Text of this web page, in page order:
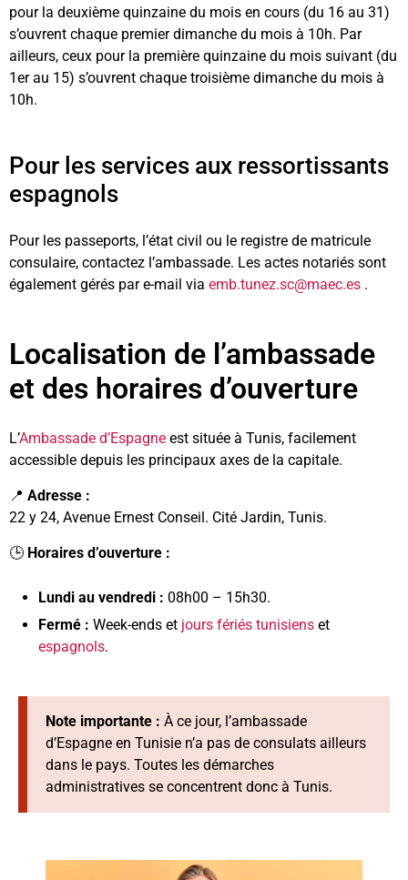
pour la deuxième quinzaine du mois en cours (du 16 au 31)
s’ouvrent chaque premier dimanche du mois à 10h. Par
ailleurs, ceux pour la première quinzaine du mois suivant (du
1er au 15) s’ouvrent chaque troisième dimanche du mois à
10h.
Pour les services aux ressortissants
espagnols
Pour les passeports, l’état civil ou le registre de matricule
consulaire, contactez l’ambassade. Les actes notariés sont
également gérés par e-mail via emb.tunez.sc@maec.es .
Localisation de l’ambassade
et des horaires d’ouverture
L’Ambassade d’Espagne est située à Tunis, facilement
accessible depuis les principaux axes de la capitale.
📍 Adresse :
22 y 24, Avenue Ernest Conseil. Cité Jardin, Tunis.
🕒 Horaires d’ouverture :
Lundi au vendredi : 08h00 – 15h30.
Fermé : Week-ends et jours fériés tunisiens et
espagnols.
Note importante : À ce jour, l’ambassade
d’Espagne en Tunisie n’a pas de consulats ailleurs
dans le pays. Toutes les démarches
administratives se concentrent donc à Tunis.